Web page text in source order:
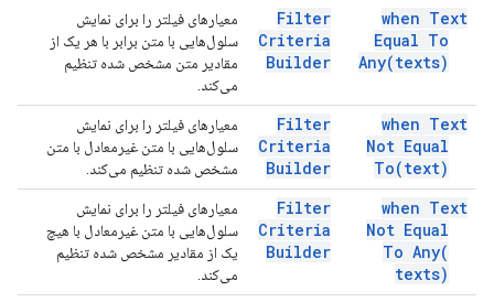
when Text
Equal To
Any(texts)
Filter
Criteria
Builder
معیارهای فیلتر را برای نمایش
سلول‌هایی با متن برابر با هر یک از
مقادیر متن مشخص شده تنظیم
می‌کند.
when Text
Not Equal
To(text)
Filter
Criteria
Builder
معیارهای فیلتر را برای نمایش
سلول‌هایی با متن غیرمعادل با متن
مشخص شده تنظیم می‌کند.
when Text
Not Equal
To Any(
texts)
Filter
Criteria
Builder
معیارهای فیلتر را برای نمایش
سلول‌هایی با متن غیرمعادل با هیچ
یک از مقادیر مشخص شده تنظیم
می‌کند.